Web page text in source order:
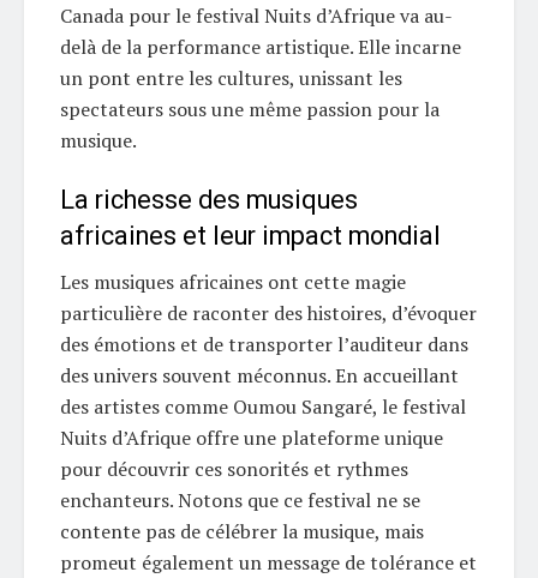
Canada pour le festival Nuits d’Afrique va au-
delà de la performance artistique. Elle incarne
un pont entre les cultures, unissant les
spectateurs sous une même passion pour la
musique.
La richesse des musiques
africaines et leur impact mondial
Les musiques africaines ont cette magie
particulière de raconter des histoires, d’évoquer
des émotions et de transporter l’auditeur dans
des univers souvent méconnus. En accueillant
des artistes comme Oumou Sangaré, le festival
Nuits d’Afrique offre une plateforme unique
pour découvrir ces sonorités et rythmes
enchanteurs. Notons que ce festival ne se
contente pas de célébrer la musique, mais
promeut également un message de tolérance et